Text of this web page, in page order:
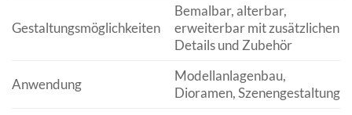
Gestaltungsmöglichkeiten
Bemalbar, alterbar,
erweiterbar mit zusätzlichen
Details und Zubehör
Anwendung
Modellanlagenbau,
Dioramen, Szenengestaltung